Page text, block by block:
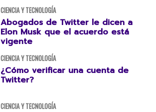
CIENCIA Y TECNOLOGÍA
Abogados de Twitter le dicen a
Elon Musk que el acuerdo está
vigente
CIENCIA Y TECNOLOGÍA
¿Cómo verificar una cuenta de
Twitter?
CIENCIA Y TECNOLOGÍA